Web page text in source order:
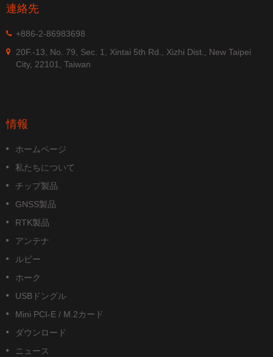
連絡先
+886-2-86983698
20F.-13, No. 79, Sec. 1, Xintai 5th Rd., Xizhi Dist., New Taipei
City, 22101, Taiwan
情報
ホームページ
私たちについて
チップ製品
GNSS製品
RTK製品
アンテナ
ルビー
ホーク
USBドングル
Mini PCI-E / M.2カード
ダウンロード
ニュース